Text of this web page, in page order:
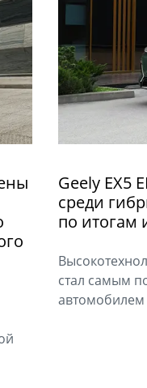
Geely EX5
среди
по итогам
стал самым
автомобилем